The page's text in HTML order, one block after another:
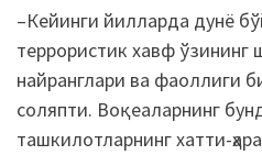
–Кейинги йилларда дунё
террористик хавф ўзининг
найранглари ва фаоллиги
соляпти. Воқеаларнинг
ташкилотларнинг хатти-